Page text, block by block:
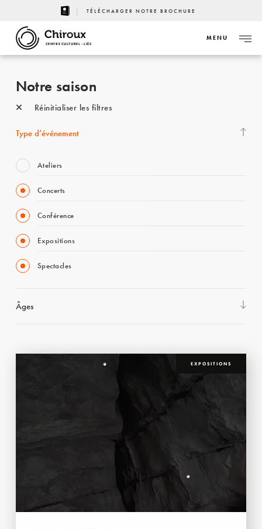
TÉLÉCHARGER NOTRE BROCHURE
CENTRE CULTUREL - LIÈGE
MENU
Notre saison
Réinitialiser les filtres
Type d’événement
Ateliers
Concerts
Conférence
Expositions
Spectacles
Âges
EXPOSITIONS